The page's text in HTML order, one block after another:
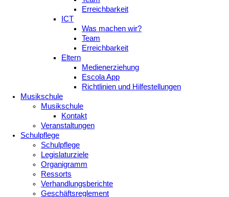
Erreichbarkeit
ICT
Was machen wir?
Team
Erreichbarkeit
Eltern
Medienerziehung
Escola App
Richtlinien und Hilfestellungen
Musikschule
Musikschule
Kontakt
Veranstaltungen
Schulpflege
Schulpflege
Legislaturziele
Organigramm
Ressorts
Verhandlungsberichte
Geschäftsreglement